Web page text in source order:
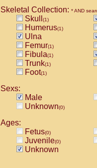
Skeletal Collection: * AND
Skull (1)
Humerus(1)
Ulna
Femur(1)
Fibula(1)
Trunk(1)
Foot(1)
Sexs:
Male
Unknown(0)
Ages:
Fetus(0)
Juvenile(0)
Unknown